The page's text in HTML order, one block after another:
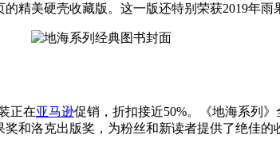
精美硬壳收藏版。这一版还特别荣获2019年
正在亚马逊促销，折扣接近50%。《地海系列
和洛克出版奖，为粉丝和新读者提供了绝佳的